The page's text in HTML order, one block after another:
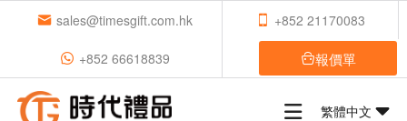
sales@timesgift.com.hk +852 21170083
+852 66618839 報價單
繁體中文